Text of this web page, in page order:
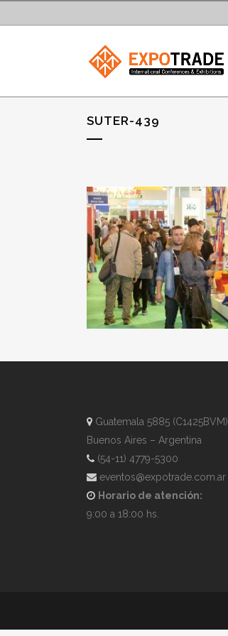
SUTER-439
Guatemala 5885 (C1425BVM)
Buenos Aires – Argentina
(54-11) 4779-5300
eventos@expotrade.com.ar
Horario de atención:
9:00 a 18:00 hs.